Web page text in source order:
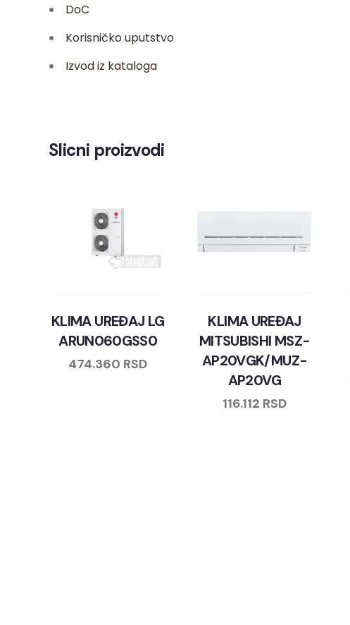
DoC
Korisničko uputstvo
Izvod iz kataloga
Slicni proizvodi
KLIMA UREĐAJ LG
ARUN060GSS0
474.360 RSD
KLIMA UREĐAJ
MITSUBISHI MSZ-
AP20VGK/MUZ-
AP20VG
116.112 RSD